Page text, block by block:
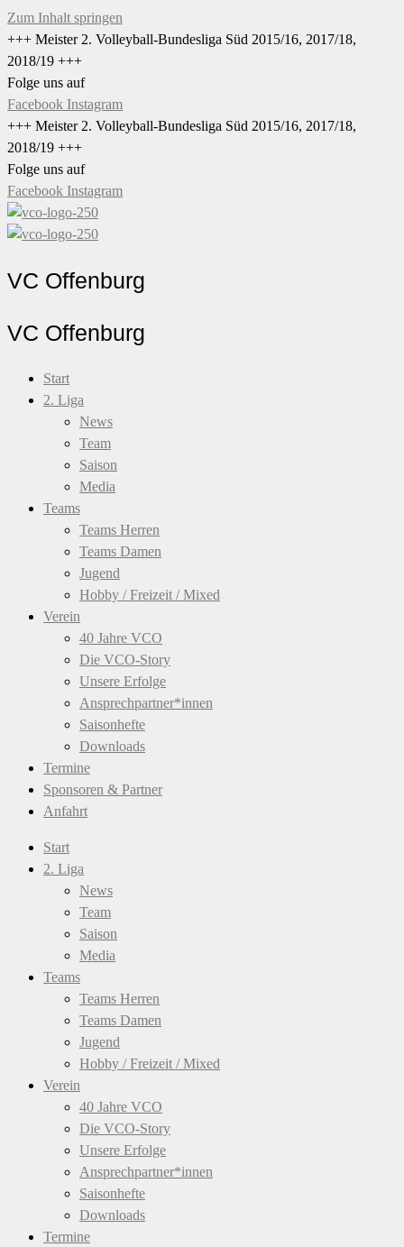
Zum Inhalt springen
+++ Meister 2. Volleyball-Bundesliga Süd 2015/16, 2017/18,
2018/19 +++
Folge uns auf
Facebook Instagram
+++ Meister 2. Volleyball-Bundesliga Süd 2015/16, 2017/18,
2018/19 +++
Folge uns auf
Facebook Instagram
VC Offenburg
VC Offenburg
Start
2. Liga
News
Team
Saison
Media
Teams
Teams Herren
Teams Damen
Jugend
Hobby / Freizeit / Mixed
Verein
40 Jahre VCO
Die VCO-Story
Unsere Erfolge
Ansprechpartner*innen
Saisonhefte
Downloads
Termine
Sponsoren & Partner
Anfahrt
Start
2. Liga
News
Team
Saison
Media
Teams
Teams Herren
Teams Damen
Jugend
Hobby / Freizeit / Mixed
Verein
40 Jahre VCO
Die VCO-Story
Unsere Erfolge
Ansprechpartner*innen
Saisonhefte
Downloads
Termine